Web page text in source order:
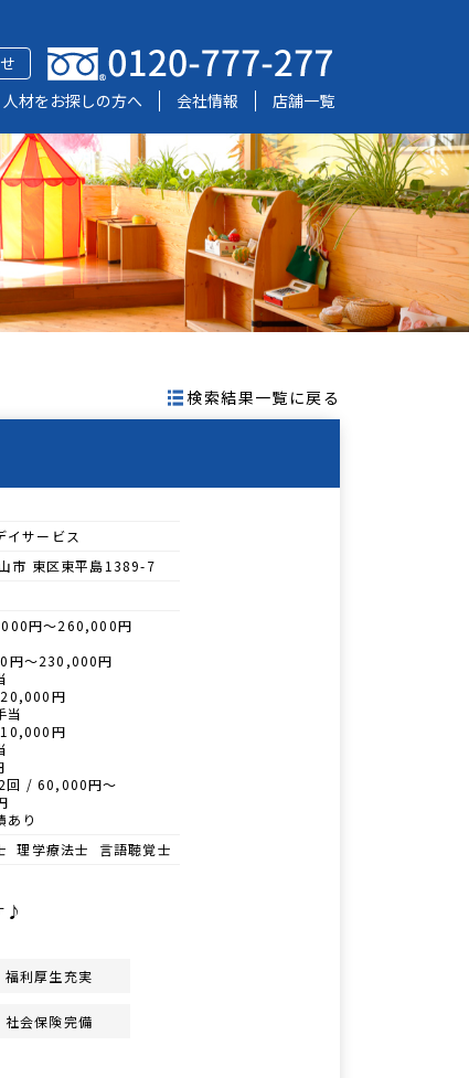
人材をお探しの方へ 会社情報 店舗一覧
検索結果一覧に戻る
イサービス
市 東区東平島1389-7
円～260,000円
～230,000円
円
当
円
回 / 60,000円〜
あり
理学療法士 言語聴覚士
♪
福利厚生充実
社会保険完備